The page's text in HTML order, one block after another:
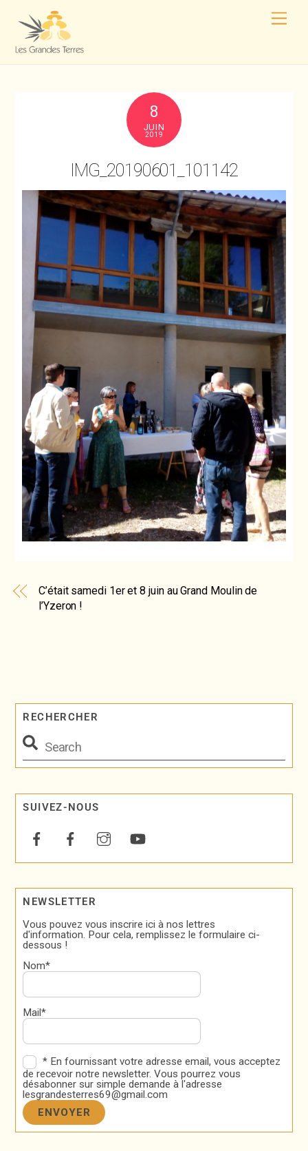
8
JUIN
2019
IMG_20190601_101142
C’était samedi 1er et 8 juin au Grand Moulin de
l’Yzeron !
RECHERCHER
SUIVEZ-NOUS
NEWSLETTER
Vous pouvez vous inscrire ici à nos lettres
d'information. Pour cela, remplissez le formulaire ci-
dessous !
Nom*
Mail*
* En fournissant votre adresse email, vous acceptez
de recevoir notre newsletter. Vous pourrez vous
désabonner sur simple demande à l'adresse
lesgrandesterres69@gmail.com